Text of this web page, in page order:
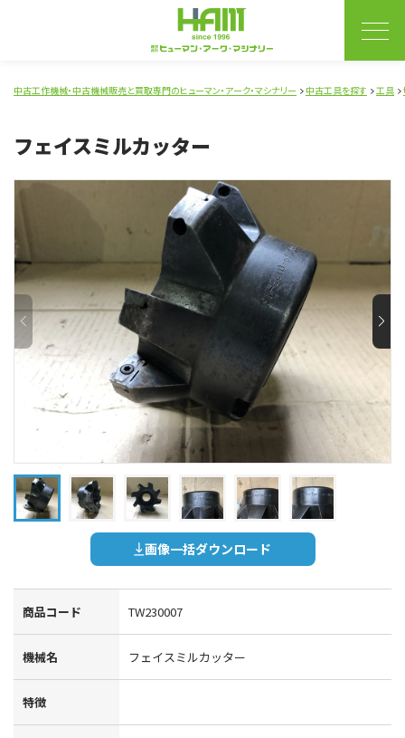
中古工作機械・中古機械販売と買取専門のヒューマン・アーク・マシナリー 中古工具を探す 工具
フェイスミルカッター
画像一括ダウンロード
商品コード TW230007
機械名 フェイスミルカッター
特徴